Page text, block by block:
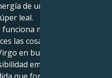
de un modo súper
leal.
mejor cuando
las cosas con una
en busca de la
emocional de tu